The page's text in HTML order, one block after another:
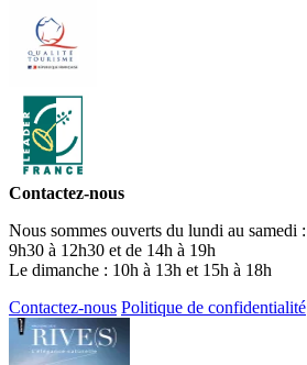
Contactez-nous
Nous sommes ouverts du lundi au samedi :
9h30 à 12h30 et de 14h à 19h
Le dimanche : 10h à 13h et 15h à 18h
Contactez-nous Politique de confidentialité